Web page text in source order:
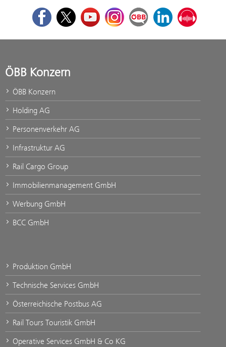
FacebookTwitterYoutubeInstagramÖBB Corporate Blog
LinkedInPodcast
ÖBB Konzern
ÖBB Konzern
Holding AG
Personenverkehr AG
Infrastruktur AG
Rail Cargo Group
Immobilienmanagement GmbH
Werbung GmbH
BCC GmbH
Produktion GmbH
Technische Services GmbH
Österreichische Postbus AG
Rail Tours Touristik GmbH
Operative Services GmbH & Co KG